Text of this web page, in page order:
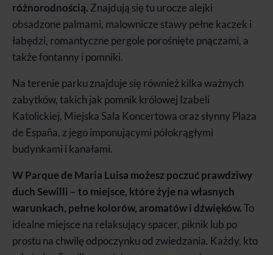
różnorodnością. Znajdują się tu urocze alejki
obsadzone palmami, malownicze stawy pełne kaczek i
łabędzi, romantyczne pergole porośnięte pnączami, a
także fontanny i pomniki.
Na terenie parku znajduje się również kilka ważnych
zabytków, takich jak pomnik królowej Izabeli
Katolickiej, Miejska Sala Koncertowa oraz słynny Plaza
de España, z jego imponującymi półokrągłymi
budynkami i kanałami.
W Parque de Maria Luisa możesz poczuć prawdziwy
duch Sewilli – to miejsce, które żyje na własnych
warunkach, pełne kolorów, aromatów i dźwięków.To
idealne miejsce na relaksujący spacer, piknik lub po
prostu na chwilę odpoczynku od zwiedzania. Każdy, kto